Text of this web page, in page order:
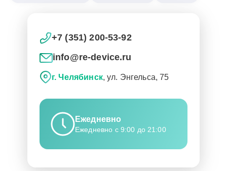
+7 (351) 200-53-92
info@re-device.ru
г. Челябинск, ул. Энгельса, 75
Ежедневно
Ежедневно с 9:00 до 21:00